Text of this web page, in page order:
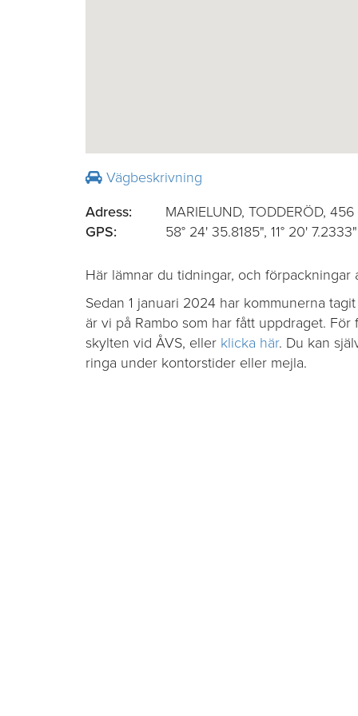
Vägbeskrivning
Adress:
MARIELUND, TODDERÖD,
GPS:
58° 24' 35.8185", 11° 20' 7.2333"
Här lämnar du tidningar, och förpackningar
Sedan 1 januari 2024 har kommunerna
är vi på Rambo som har fått uppdraget.
skylten vid ÅVS, eller klicka här. Du kan
ringa under kontorstider eller mejla.